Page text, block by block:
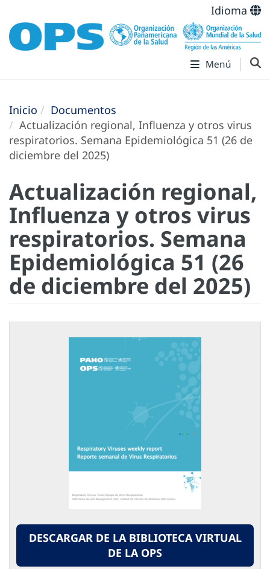
Idioma
Menú
Inicio
Documentos
Actualización regional, Influenza y otros virus
respiratorios. Semana Epidemiológica 51 (26 de
diciembre del 2025)
Actualización regional,
Influenza y otros virus
respiratorios. Semana
Epidemiológica 51 (26
de diciembre del 2025)
DESCARGAR DE LA BIBLIOTECA VIRTUAL
DE LA OPS